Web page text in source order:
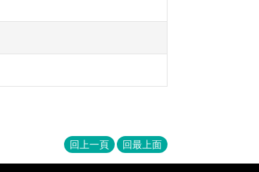
回上一頁 回最上面